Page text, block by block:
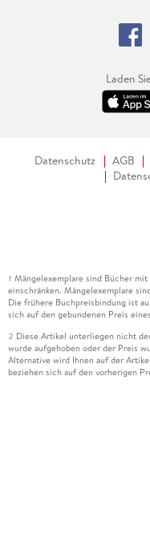
Laden
Datenschutz AGB
1 Mängelexemplare sind Bücher
einschränken. Mängelexemplare
Die frühere Buchpreisbindung ist
sich auf den gebundenen Preis
2 Diese Artikel unterliegen nicht
wurde aufgehoben oder der Preis
Alternative wird Ihnen auf der
beziehen sich auf den vorherigen